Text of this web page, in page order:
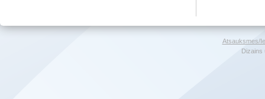
Atsauksmes/
Dizains